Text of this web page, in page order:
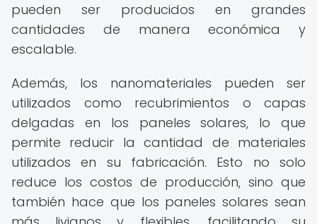
pueden ser producidos en grandes
cantidades de manera económica y
escalable.
Además, los nanomateriales pueden ser
utilizados como recubrimientos o capas
delgadas en los paneles solares, lo que
permite reducir la cantidad de materiales
utilizados en su fabricación. Esto no solo
reduce los costos de producción, sino que
también hace que los paneles solares sean